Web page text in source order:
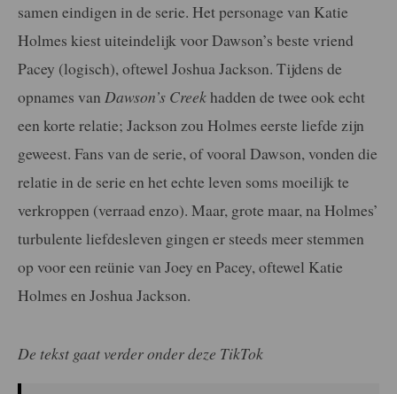
samen eindigen in de serie. Het personage van Katie
Holmes kiest uiteindelijk voor Dawson’s beste vriend
Pacey (logisch), oftewel Joshua Jackson. Tijdens de
opnames van Dawson’s Creekhadden de twee ook echt
een korte relatie; Jackson zou Holmes eerste liefde zijn
geweest. Fans van de serie, of vooral Dawson, vonden die
relatie in de serie en het echte leven soms moeilijk te
verkroppen (verraad enzo). Maar, grote maar, na Holmes’
turbulente liefdesleven gingen er steeds meer stemmen
op voor een reünie van Joey en Pacey, oftewel Katie
Holmes en Joshua Jackson.
De tekst gaat verder onder deze TikTok